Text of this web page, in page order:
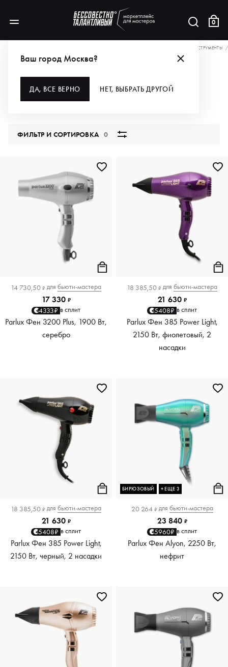
0
Ваш город Москва?
ДА, ВСЕ ВЕРНО НЕТ, ВЫБРАТЬ ДРУГОЙ
ИНСТРУМЕНТЫ
ФЕНЫ
ФИЛЬТР И СОРТИРОВКА0
14 730,50 ₽ для бьюти-мастера
17 330 ₽
4333₽ в сплит
Parlux Фен 3200 Plus, 1900 Вт,
серебро
18 385,50 ₽ для бьюти-мастера
21 630 ₽
5408₽ в сплит
Parlux Фен 385 Power Light,
2150 Вт, фиолетовый, 2
насадки
18 385,50 ₽ для бьюти-мастера
21 630 ₽
5408₽ в сплит
Parlux Фен 385 Power Light,
2150 Вт, черный, 2 насадки
БИРЮЗОВЫЙ + ЕЩЕ 3
20 264 ₽ для бьюти-мастера
23 840 ₽
5960₽ в сплит
Parlux Фен Alyon, 2250 Вт,
нефрит